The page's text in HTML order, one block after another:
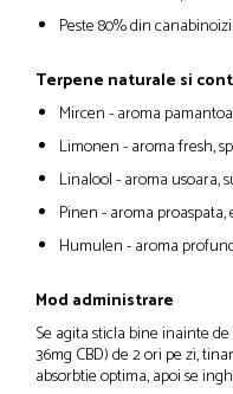
Peste 80% din
Terpene naturale si
Mircen - aroma
Limonen - aroma fresh,
Linalool - aroma usoara,
Pinen - aroma
Humulen - aroma
Mod administrare
Se agita sticla bine inainte
36mg CBD) de 2 ori pe zi,
absorbtie optima, apoi se